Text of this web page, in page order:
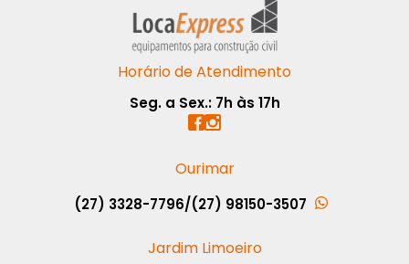
Horário de Atendimento
Seg. a Sex.: 7h às 17h
Ourimar
(27) 3328-7796/(27) 98150-3507
Jardim Limoeiro